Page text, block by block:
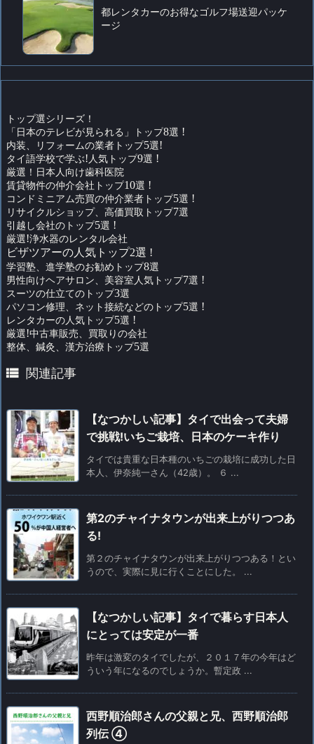
都レンタカーのお得なゴルフ場送迎パッケ
ージ
トップ選シリーズ！
「日本のテレビが見られる」トップ8選 !
内装、リフォームの業者トップ5選!
タイ語学校で学ぶ! 人気トップ9選 !
厳選！日本人向け歯科医院
賃貸物件の仲介会社トップ10選 !
コンドミニアム売買の仲介業者トップ5選 !
リサイクルショップ、高価買取トップ7選
引越し会社のトップ5選 !
厳選!浄水器のレンタル会社
ビザツアーの人気トップ2選 !
学習塾、進学塾のお勧めトップ8選
男性向けヘアサロン、美容室人気トップ7選 !
スーツの仕立てのトップ3選
パソコン修理、ネット接続などのトップ5選 !
レンタカーの人気トップ5選 !
厳選!中古車販売、買取りの会社
整体、鍼灸、漢方治療トップ5選
 関連記事
【なつかしい記事】タイで出会って夫婦
で挑戦!いちご栽培、日本のケーキ作り
タイでは貴重な日本種のいちごの栽培に成功した日
本人、伊奈純一さん（42歳）。 ６ ...
第2のチャイナタウンが出来上がりつつあ
る!
第２のチャイナタウンが出来上がりつつある！とい
うので、実際に見に行くことにした。 ...
【なつかしい記事】タイで暮らす日本人
にとっては安定が一番
昨年は激変のタイでしたが、２０１７年の今年はど
ういう年になるのでしょうか。暫定政 ...
西野順治郎さんの父親と兄、西野順治郎
列伝 ④